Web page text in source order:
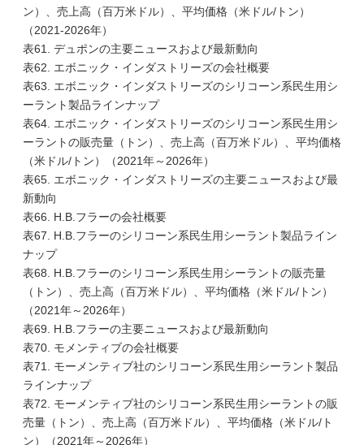
ン）、売上高（百万米ドル）、平均価格（米ドル/トン）
（2021-2026年）
表61. デュポンの主要ニュースおよび最新動向
表62. エボニック・インダストリーズの会社概要
表63. エボニック・インダストリーズのシリコーン系民生用シ
ーラント製品ラインナップ
表64. エボニック・インダストリーズのシリコーン系民生用シ
ーラントの販売量（トン）、売上高（百万米ドル）、平均価格
（米ドル/トン）（2021年～2026年）
表65. エボニック・インダストリーズの主要ニュースおよび最
新動向
表66. H.B.フラーの会社概要
表67. H.B.フラーのシリコーン系民生用シーラント製品ライン
ナップ
表68. H.B.フラーのシリコーン系民生用シーラントの販売量
（トン）、売上高（百万米ドル）、平均価格（米ドル/トン）
（2021年～2026年）
表69. H.B.フラーの主要ニュースおよび最新動向
表70. モメンティブの会社概要
表71. モーメンティブ社のシリコーン系民生用シーラント製品
ラインナップ
表72. モーメンティブ社のシリコーン系民生用シーラントの販
売量（トン）、売上高（百万米ドル）、平均価格（米ドル/ト
ン）（2021年～2026年）